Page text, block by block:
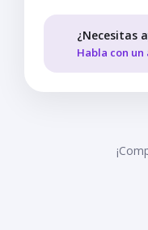
¿Necesitas
Habla con un